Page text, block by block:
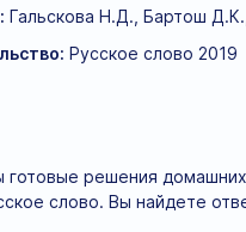
Гальскова Н.Д., Бартош
Русское слово 2019
решения
слово. Вы найдете